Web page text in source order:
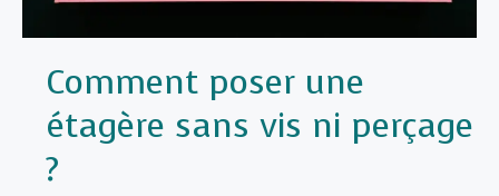
Comment poser une
étagère sans vis ni perçage
?